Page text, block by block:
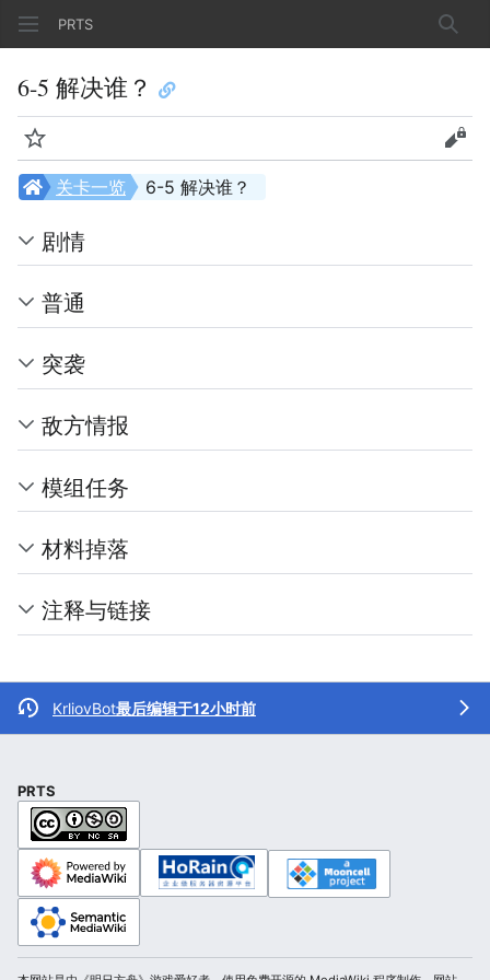
PRTS 搜索
6-5 解决谁？
监视 查看
6-5 解决谁？
关卡一览
剧情
普通
突袭
敌方情报
模组任务
材料掉落
注释与链接
KrliovBot最后编辑于12小时前
PRTS